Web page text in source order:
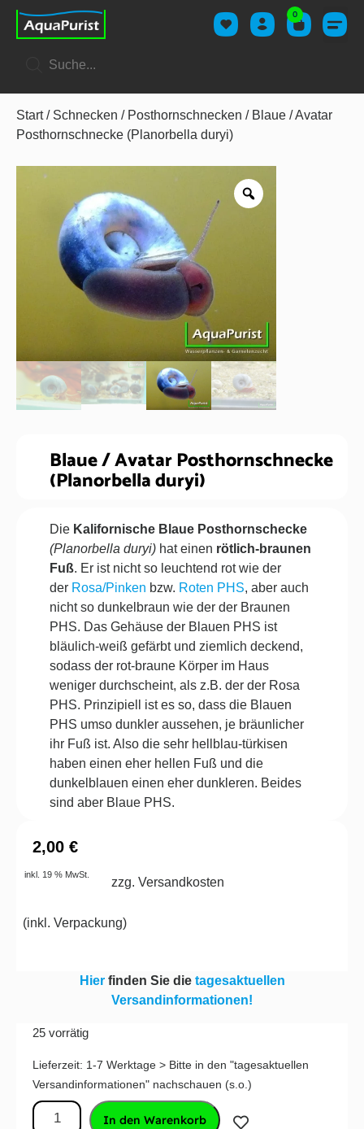
0
Start/ Schnecken / Posthornschnecken / Blaue / Avatar
Posthornschnecke (Planorbella duryi)
Blaue / Avatar Posthornschnecke
(Planorbella duryi)
Die Kalifornische Blaue Posthornschecke
(Planorbella duryi) hat einen rötlich-braunen
Fuß. Er ist nicht so leuchtend rot wie der
der Rosa/Pinken bzw. Roten PHS, aber auch
nicht so dunkelbraun wie der der Braunen
PHS. Das Gehäuse der Blauen PHS ist
bläulich-weiß gefärbt und ziemlich deckend,
sodass der rot-braune Körper im Haus
weniger durchscheint, als z.B. der der Rosa
PHS. Prinzipiell ist es so, dass die Blauen
PHS umso dunkler aussehen, je bräunlicher
ihr Fuß ist. Also die sehr hellblau-türkisen
haben einen eher hellen Fuß und die
dunkelblauen einen eher dunkleren. Beides
sind aber Blaue PHS.
2,00 €
inkl. 19 % MwSt.
zzg. Versandkosten
(inkl. Verpackung)
Hier finden Sie die tagesaktuellen
Versandinformationen!
25 vorrätig
Lieferzeit: 1-7 Werktage > Bitte in den "tagesaktuellen
Versandinformationen" nachschauen (s.o.)
In den Warenkorb